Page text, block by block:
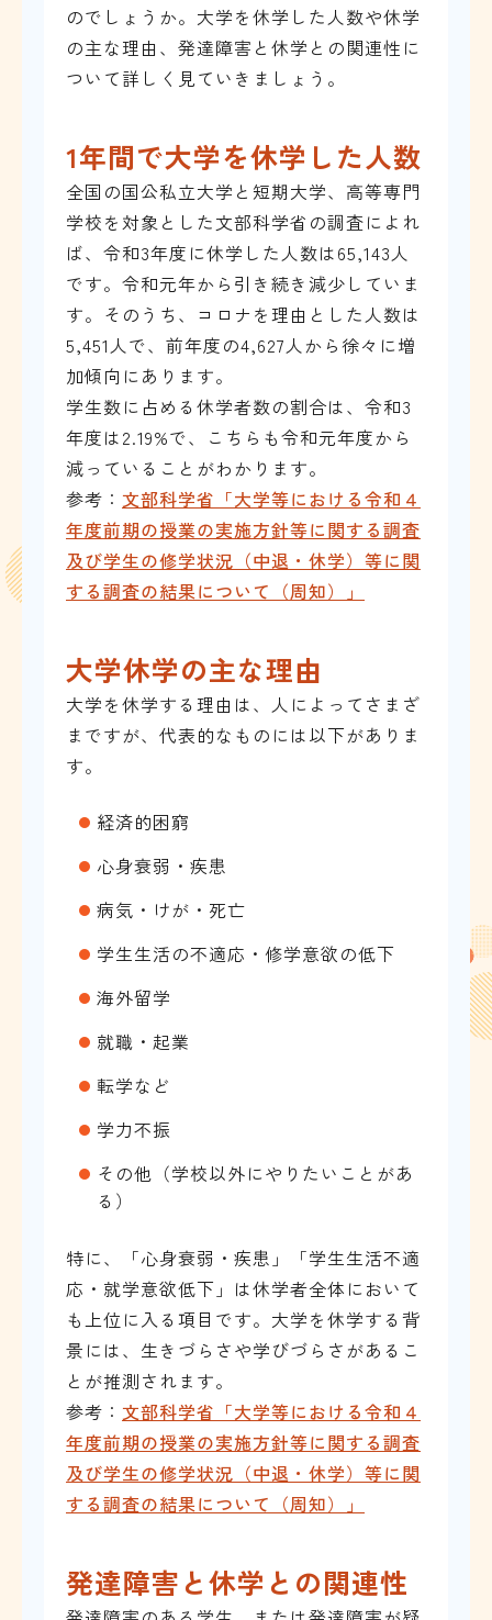
のでしょうか。大学を休学した人数や休学
の主な理由、発達障害と休学との関連性に
ついて詳しく見ていきましょう。
1年間で大学を休学した人数
全国の国公私立大学と短期大学、高等専門
学校を対象とした文部科学省の調査によれ
ば、令和3年度に休学した人数は65,143人
です。令和元年から引き続き減少していま
す。そのうち、コロナを理由とした人数は
5,451人で、前年度の4,627人から徐々に増
加傾向にあります。
学生数に占める休学者数の割合は、令和3
年度は2.19%で、こちらも令和元年度から
減っていることがわかります。
参考： 文部科学省「大学等における令和４
年度前期の授業の実施方針等に関する調査
及び学生の修学状況（中退・休学）等に関
する調査の結果について（周知）」
大学休学の主な理由
大学を休学する理由は、人によってさまざ
まですが、代表的なものには以下がありま
す。
経済的困窮
心身衰弱・疾患
病気・けが・死亡
学生生活の不適応・修学意欲の低下
海外留学
就職・起業
転学など
学力不振
その他（学校以外にやりたいことがあ
る）
特に、「心身衰弱・疾患」「学生生活不適
応・就学意欲低下」は休学者全体において
も上位に入る項目です。大学を休学する背
景には、生きづらさや学びづらさがあるこ
とが推測されます。
参考： 文部科学省「大学等における令和４
年度前期の授業の実施方針等に関する調査
及び学生の修学状況（中退・休学）等に関
する調査の結果について（周知）」
発達障害と休学との関連性